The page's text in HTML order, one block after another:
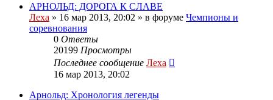
АРНОЛЬД: ДОРОГА К СЛАВЕ
Леха » 16 мар 2013, 20:02 » в форуме Чемпионы и
соревнования
0 Ответы
20199 Просмотры
Последнее сообщение Леха
16 мар 2013, 20:02
Арнольд: Хронология легенды